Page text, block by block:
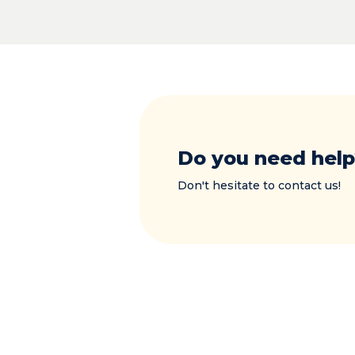
Do you need
Don't hesitate to contact us!